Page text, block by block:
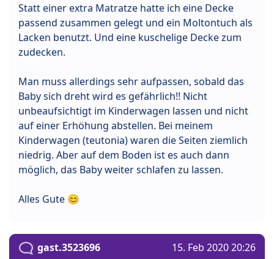
Statt einer extra Matratze hatte ich eine Decke
passend zusammen gelegt und ein Moltontuch als
Lacken benutzt. Und eine kuschelige Decke zum
zudecken.
Man muss allerdings sehr aufpassen, sobald das
Baby sich dreht wird es gefährlich!! Nicht
unbeaufsichtigt im Kinderwagen lassen und nicht
auf einer Erhöhung abstellen. Bei meinem
Kinderwagen (teutonia) waren die Seiten ziemlich
niedrig. Aber auf dem Boden ist es auch dann
möglich, das Baby weiter schlafen zu lassen.
Alles Gute 😊
gast.3523696 15. Feb 2020 20:26